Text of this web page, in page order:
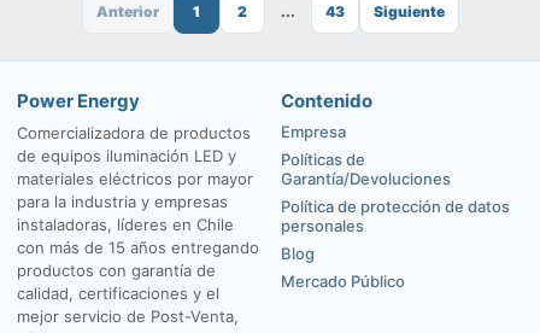
Anterior 1 2 ... 43 Siguiente
Power Energy
Comercializadora de productos
de equipos iluminación LED y
materiales eléctricos por mayor
para la industria y empresas
instaladoras, líderes en Chile
con más de 15 años entregando
productos con garantía de
calidad, certificaciones y el
mejor servicio de Post-Venta,
Contenido
Empresa
Políticas de
Garantía/Devoluciones
Política de protección de datos
personales
Blog
Mercado Público